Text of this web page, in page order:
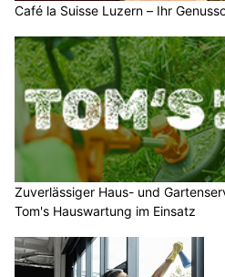
Café la Suisse Luzern – Ihr
Zuverlässiger Haus- und
Tom's Hauswartung im Einsatz